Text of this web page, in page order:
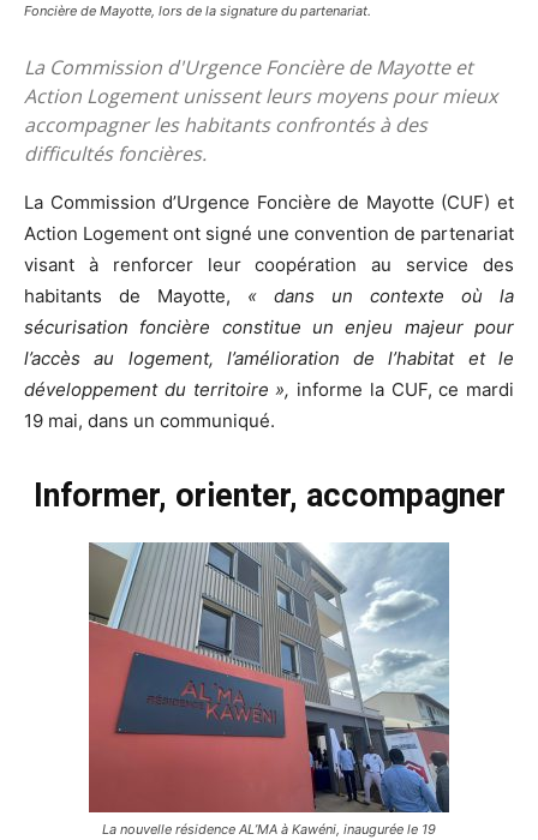
Foncière de Mayotte, lors de la signature du partenariat.
La Commission d'Urgence Foncière de Mayotte et
Action Logement unissent leurs moyens pour mieux
accompagner les habitants confrontés à des
difficultés foncières.
La Commission d’Urgence Foncière de Mayotte (CUF) et
Action Logement ont signé une convention de partenariat
visant à renforcer leur coopération au service des
habitants de Mayotte, « dans un contexte où la
sécurisation foncière constitue un enjeu majeur pour
l’accès au logement, l’amélioration de l’habitat et le
développement du territoire », informe la CUF, ce mardi
19 mai, dans un communiqué.
Informer, orienter, accompagner
La nouvelle résidence AL’MA à Kawéni, inaugurée le 19